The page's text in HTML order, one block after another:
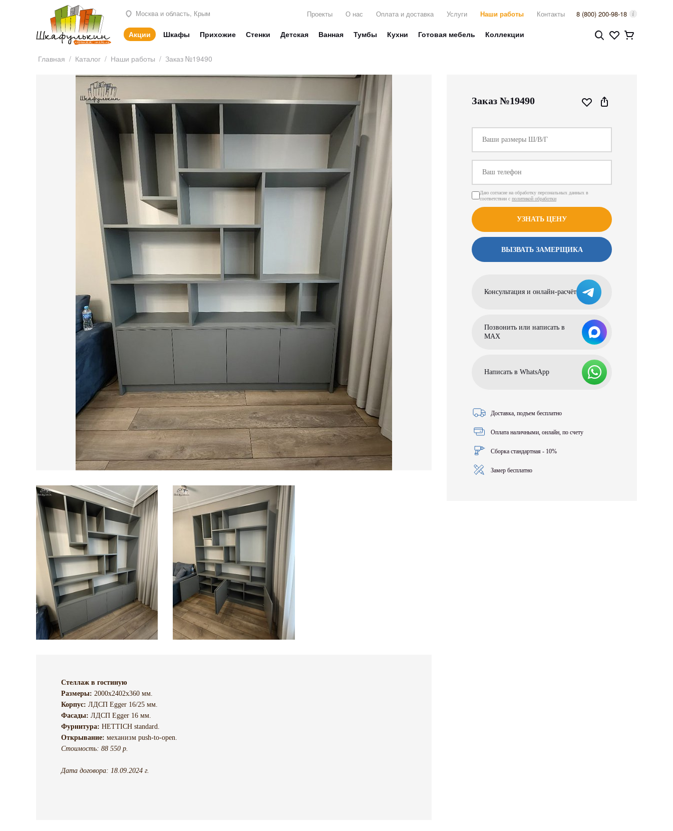
Москва и область, Крым Проекты О нас Оплата и доставка Услуги Наши работы Контакты 8 (800) 200-98-18
Акции Шкафы Прихожие Стенки Детская Ванная Тумбы Кухни Готовая мебель Коллекции
Главная / Каталог / Наши работы / Заказ №19490
Стеллаж в гостиную
Размеры: 2000х2402х360 мм.
Корпус: ЛДСП Egger 16/25 мм.
Фасады: ЛДСП Egger 16 мм.
Фурнитура: HETTICH standard.
Открывание: механизм push-to-open.
Стоимость: 88 550 р.
Дата договора: 18.09.2024 г.
Заказ №19490
Даю согласие на обработку персональных данных в
соответствии с политикой обработки
УЗНАТЬ ЦЕНУ
ВЫЗВАТЬ ЗАМЕРЩИКА
Консультация и онлайн-расчёт
Позвонить или написать в
МАХ
Написать в WhatsApp
Доставка, подъем бесплатно
Оплата наличными, онлайн, по счету
Сборка стандартная - 10%
Замер бесплатно